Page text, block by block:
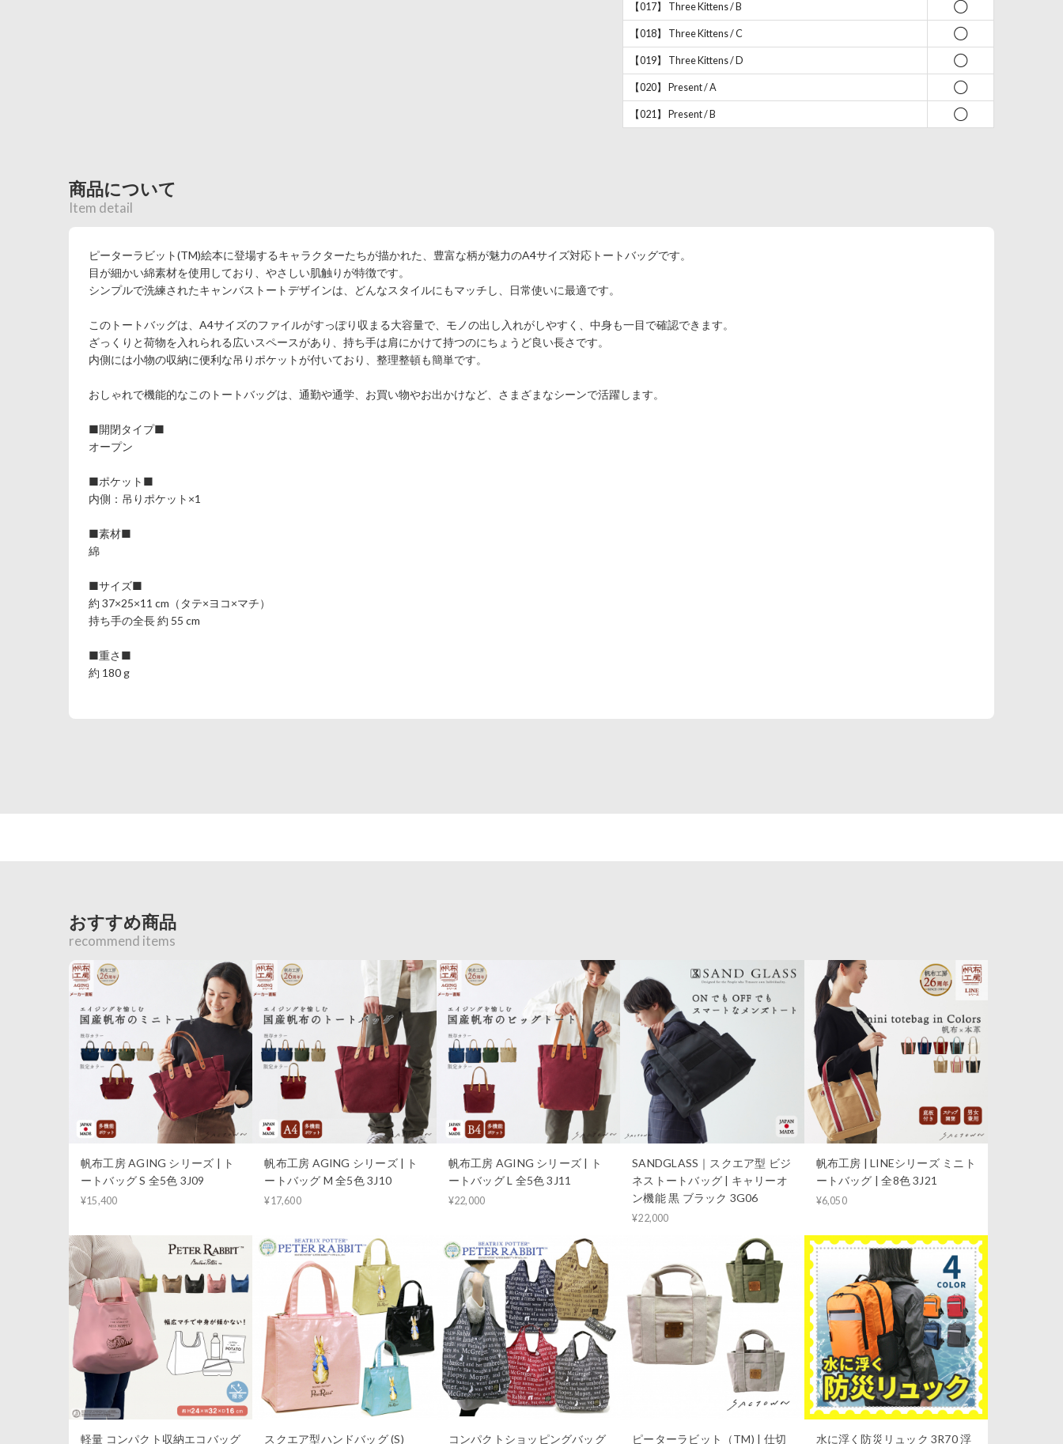
【017】 Three Kittens / B ◯
【018】 Three Kittens / C ◯
【019】 Three Kittens / D ◯
【020】 Present / A ◯
【021】 Present / B ◯
商品について
Item detail
ピーターラビット(TM)絵本に登場するキャラクターたちが描かれた、豊富な柄が魅力のA4サイズ対応トートバッグです。
目が細かい綿素材を使用しており、やさしい肌触りが特徴です。
シンプルで洗練されたキャンバストートデザインは、どんなスタイルにもマッチし、日常使いに最適です。
このトートバッグは、A4サイズのファイルがすっぽり収まる大容量で、モノの出し入れがしやすく、中身も一目で確認できます。
ざっくりと荷物を入れられる広いスペースがあり、持ち手は肩にかけて持つのにちょうど良い長さです。
内側には小物の収納に便利な吊りポケットが付いており、整理整頓も簡単です。
おしゃれで機能的なこのトートバッグは、通勤や通学、お買い物やお出かけなど、さまざまなシーンで活躍します。
■開閉タイプ■
オープン
■ポケット■
内側：吊りポケット×1
■素材■
綿
■サイズ■
約 37×25×11 cm（タテ×ヨコ×マチ）
持ち手の全長 約 55 cm
■重さ■
約 180 g
おすすめ商品
recommend items
帆布工房 AGING シリーズ | ト
ートバッグ S 全5色 3J09
¥15,400
帆布工房 AGING シリーズ | ト
ートバッグ M 全5色 3J10
¥17,600
帆布工房 AGING シリーズ | ト
ートバッグ L 全5色 3J11
¥22,000
SANDGLASS｜スクエア型 ビジ
ネストートバッグ | キャリーオ
ン機能 黒 ブラック 3G06
¥22,000
帆布工房 | LINEシリーズ ミニト
ートバッグ | 全8色 3J21
¥6,050
軽量 コンパクト収納エコバッグ スクエア型ハンドバッグ (S) コンパクトショッピングバッグ ピーターラビット（TM) | 仕切 水に浮く防災リュック 3R70 浮